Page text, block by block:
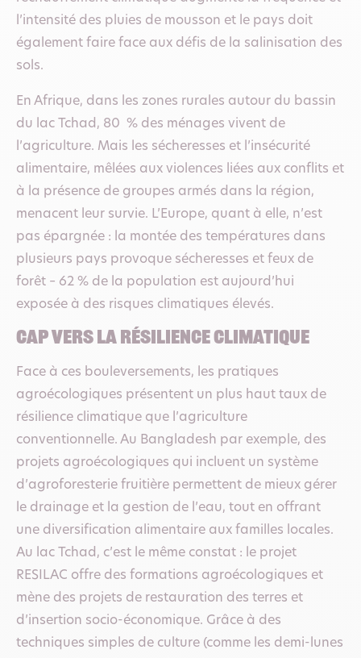
l’intensité des pluies de mousson et le pays doit
également faire face aux défis de la salinisation des
sols.
En Afrique, dans les zones rurales autour du bassin
du lac Tchad, 80 % des ménages vivent de
l’agriculture. Mais les sécheresses et l’insécurité
alimentaire, mêlées aux violences liées aux conflits et
à la présence de groupes armés dans la région,
menacent leur survie. L’Europe, quant à elle, n’est
pas épargnée : la montée des températures dans
plusieurs pays provoque sécheresses et feux de
forêt – 62 % de la population est aujourd’hui
exposée à des risques climatiques élevés.
cap vers la résilience climatique
Face à ces bouleversements, les pratiques
agroécologiques présentent un plus haut taux de
résilience climatique que l’agriculture
conventionnelle. Au Bangladesh par exemple, des
projets agroécologiques qui incluent un système
d’agroforesterie fruitière permettent de mieux gérer
le drainage et la gestion de l’eau, tout en offrant
une diversification alimentaire aux familles locales.
Au lac Tchad, c’est le même constat : le projet
RESILAC offre des formations agroécologiques et
mène des projets de restauration des terres et
d’insertion socio-économique. Grâce à des
techniques simples de culture (comme les demi-lunes